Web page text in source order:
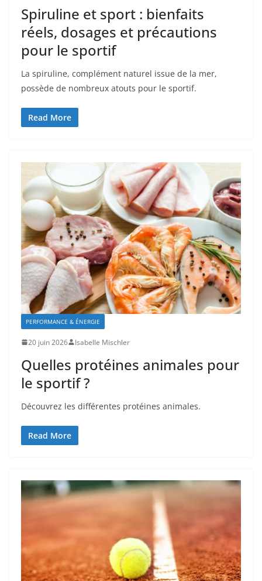
Spiruline et sport : bienfaits
réels, dosages et précautions
pour le sportif
La spiruline, complément naturel issue de la mer,
possède de nombreux atouts pour le sportif.
Read More
PERFORMANCE & ÉNERGIE
20 juin 2026 Isabelle Mischler
Quelles protéines animales pour
le sportif ?
Découvrez les différentes protéines animales.
Read More